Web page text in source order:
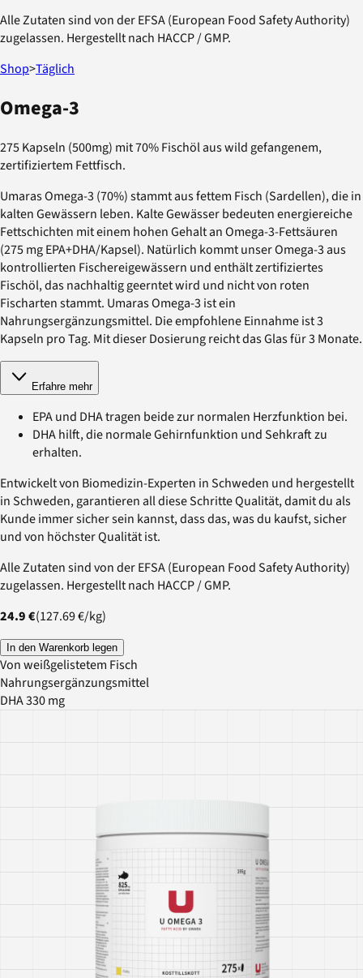
Alle Zutaten sind von der EFSA (European Food Safety Authority)
zugelassen. Hergestellt nach HACCP / GMP.
Shop>Täglich
Omega-3
275 Kapseln (500mg) mit 70% Fischöl aus wild gefangenem,
zertifiziertem Fettfisch.
Umaras Omega-3 (70%) stammt aus fettem Fisch (Sardellen), die in
kalten Gewässern leben. Kalte Gewässer bedeuten energiereiche
Fettschichten mit einem hohen Gehalt an Omega-3-Fettsäuren
(275 mg EPA+DHA/Kapsel). Natürlich kommt unser Omega-3 aus
kontrollierten Fischereigewässern und enthält zertifiziertes
Fischöl, das nachhaltig geerntet wird und nicht von roten
Fischarten stammt. Umaras Omega-3 ist ein
Nahrungsergänzungsmittel. Die empfohlene Einnahme ist 3
Kapseln pro Tag. Mit dieser Dosierung reicht das Glas für 3 Monate.
Erfahre mehr
EPA und DHA tragen beide zur normalen Herzfunktion bei.
DHA hilft, die normale Gehirnfunktion und Sehkraft zu
erhalten.
Entwickelt von Biomedizin-Experten in Schweden und hergestellt
in Schweden, garantieren all diese Schritte Qualität, damit du als
Kunde immer sicher sein kannst, dass das, was du kaufst, sicher
und von höchster Qualität ist.
Alle Zutaten sind von der EFSA (European Food Safety Authority)
zugelassen. Hergestellt nach HACCP / GMP.
24.9 €(127.69 €/kg)
In den Warenkorb legen
Von weißgelistetem Fisch
Nahrungsergänzungsmittel
DHA 330 mg